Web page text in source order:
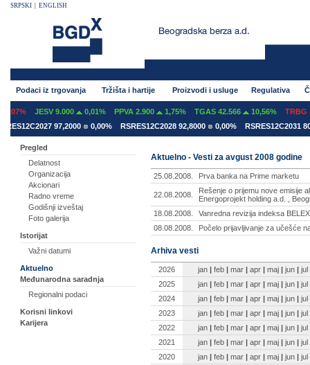
SRPSKI ENGLISH
Podaci iz trgovanja Tržišta i hartije Proizvodi i usluge Regulativa
JESV 9.000 0,01% PPVA 2.900 1,75% TGAS 42.566 10,56%
TRBG
97,2000
0,00% RSRES12C2028 92,8000 0,00% RSRES12C2031
Pregled
Delatnost
Organizacija
Akcionari
Radno vreme
Godišnji izveštaj
Foto galerija
Istorijat
Važni datumi
Aktuelno
Međunarodna saradnja
Regionalni podaci
Korisni linkovi
Karijera
Aktuelno - Vesti za avgust 2008 godine
25.08.2008. Prva banka na Prime marketu
22.08.2008.
Rešenje o prijemu nove emisije
Energoprojekt holding a.d. ,
18.08.2008.
Vanredna revizija indeksa
08.08.2008.
Počelo prijavljivanje za učešće
Arhiva vesti
2026 jan | feb | mar | apr | maj | jun | jul
2025
jan | feb | mar | apr | maj | jun | jul
2024
jan | feb | mar | apr | maj | jun | jul
2023
jan | feb | mar | apr | maj | jun | jul
2022
jan | feb | mar | apr | maj | jun | jul
2021
jan | feb | mar | apr | maj | jun | jul
2020
jan | feb | mar | apr | maj | jun | jul